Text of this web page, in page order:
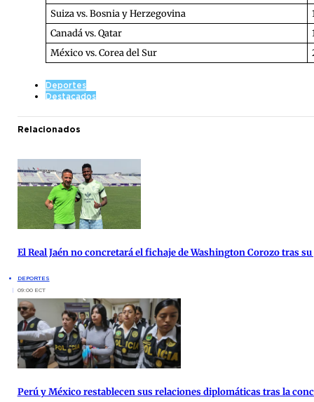
Suiza vs. Bosnia y Herzegovina
Canadá vs. Qatar
México vs. Corea del Sur
Deportes
Destacados
Relacionados
El Real Jaén no concretará el fichaje de Washington Corozo tras
DEPORTES
09:00 ECT
Perú y México restablecen sus relaciones diplomáticas tras la